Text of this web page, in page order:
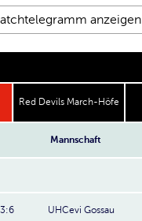
anzeigen
Red Devils March-Höfe
Mannschaft
UHCevi Gossau